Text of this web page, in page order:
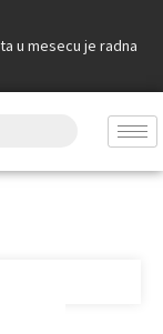
u mesecu je radna